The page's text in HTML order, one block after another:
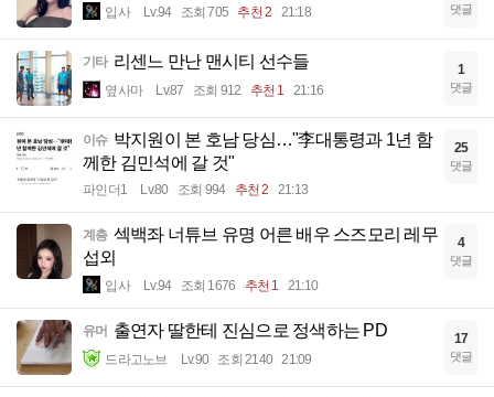
입사 Lv.94 조회 705 추천 2 21:18 댓글
기타 리센느 만난 맨시티 선수들
옆사마 Lv.87 조회 912 추천 1 21:16
1
댓글
이슈 박지원이 본 호남 당심…"李대통령과 1년 함
께한 김민석에 갈 것"
파인더1 Lv.80 조회 994 추천 2 21:13
25
댓글
계층 섹백좌 너튜브 유명 어른 배우 스즈모리 레무
섭외
입사 Lv.94 조회 1676 추천 1 21:10
4
댓글
유머 출연자 딸한테 진심으로 정색하는 PD
드라고노브 Lv.90 조회 2140 21:09
17
댓글